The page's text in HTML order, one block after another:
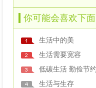
你可能会喜欢下
生活中的美
生活需要宽容
低碳生活 勤俭节约
生活与生存